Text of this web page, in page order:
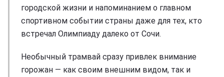
городской жизни и напоминанием о главном
спортивном событии страны даже для тех, кто
встречал Олимпиаду далеко от Сочи.
Необычный трамвай сразу привлек внимание
горожан — как своим внешним видом, так и